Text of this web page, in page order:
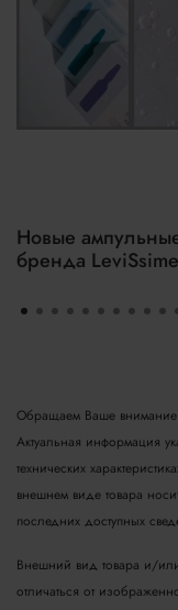
Новые
бренда LeviSsime
Обращаем Ваше внимание
Актуальная информация
технических
внешнем виде товара
последних доступных
Внешний вид товара и/
отличаться от